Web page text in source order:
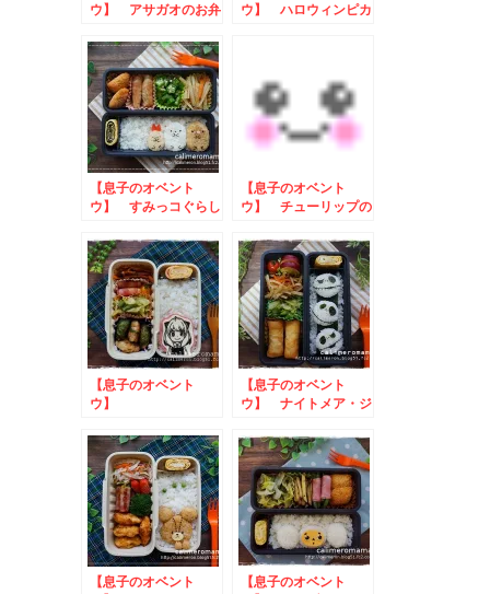
ウ】 アサガオのお弁
ウ】 ハロウィンピカ
【息子のオベント
ウ】 すみっコぐらし
【息子のオベント
ウ】 チューリップの
【息子のオベント
ウ】
ニャのお弁当
【息子のオベント
ウ】 ナイトメア・ジ
お弁当
【息子のオベント
【息子のオベント